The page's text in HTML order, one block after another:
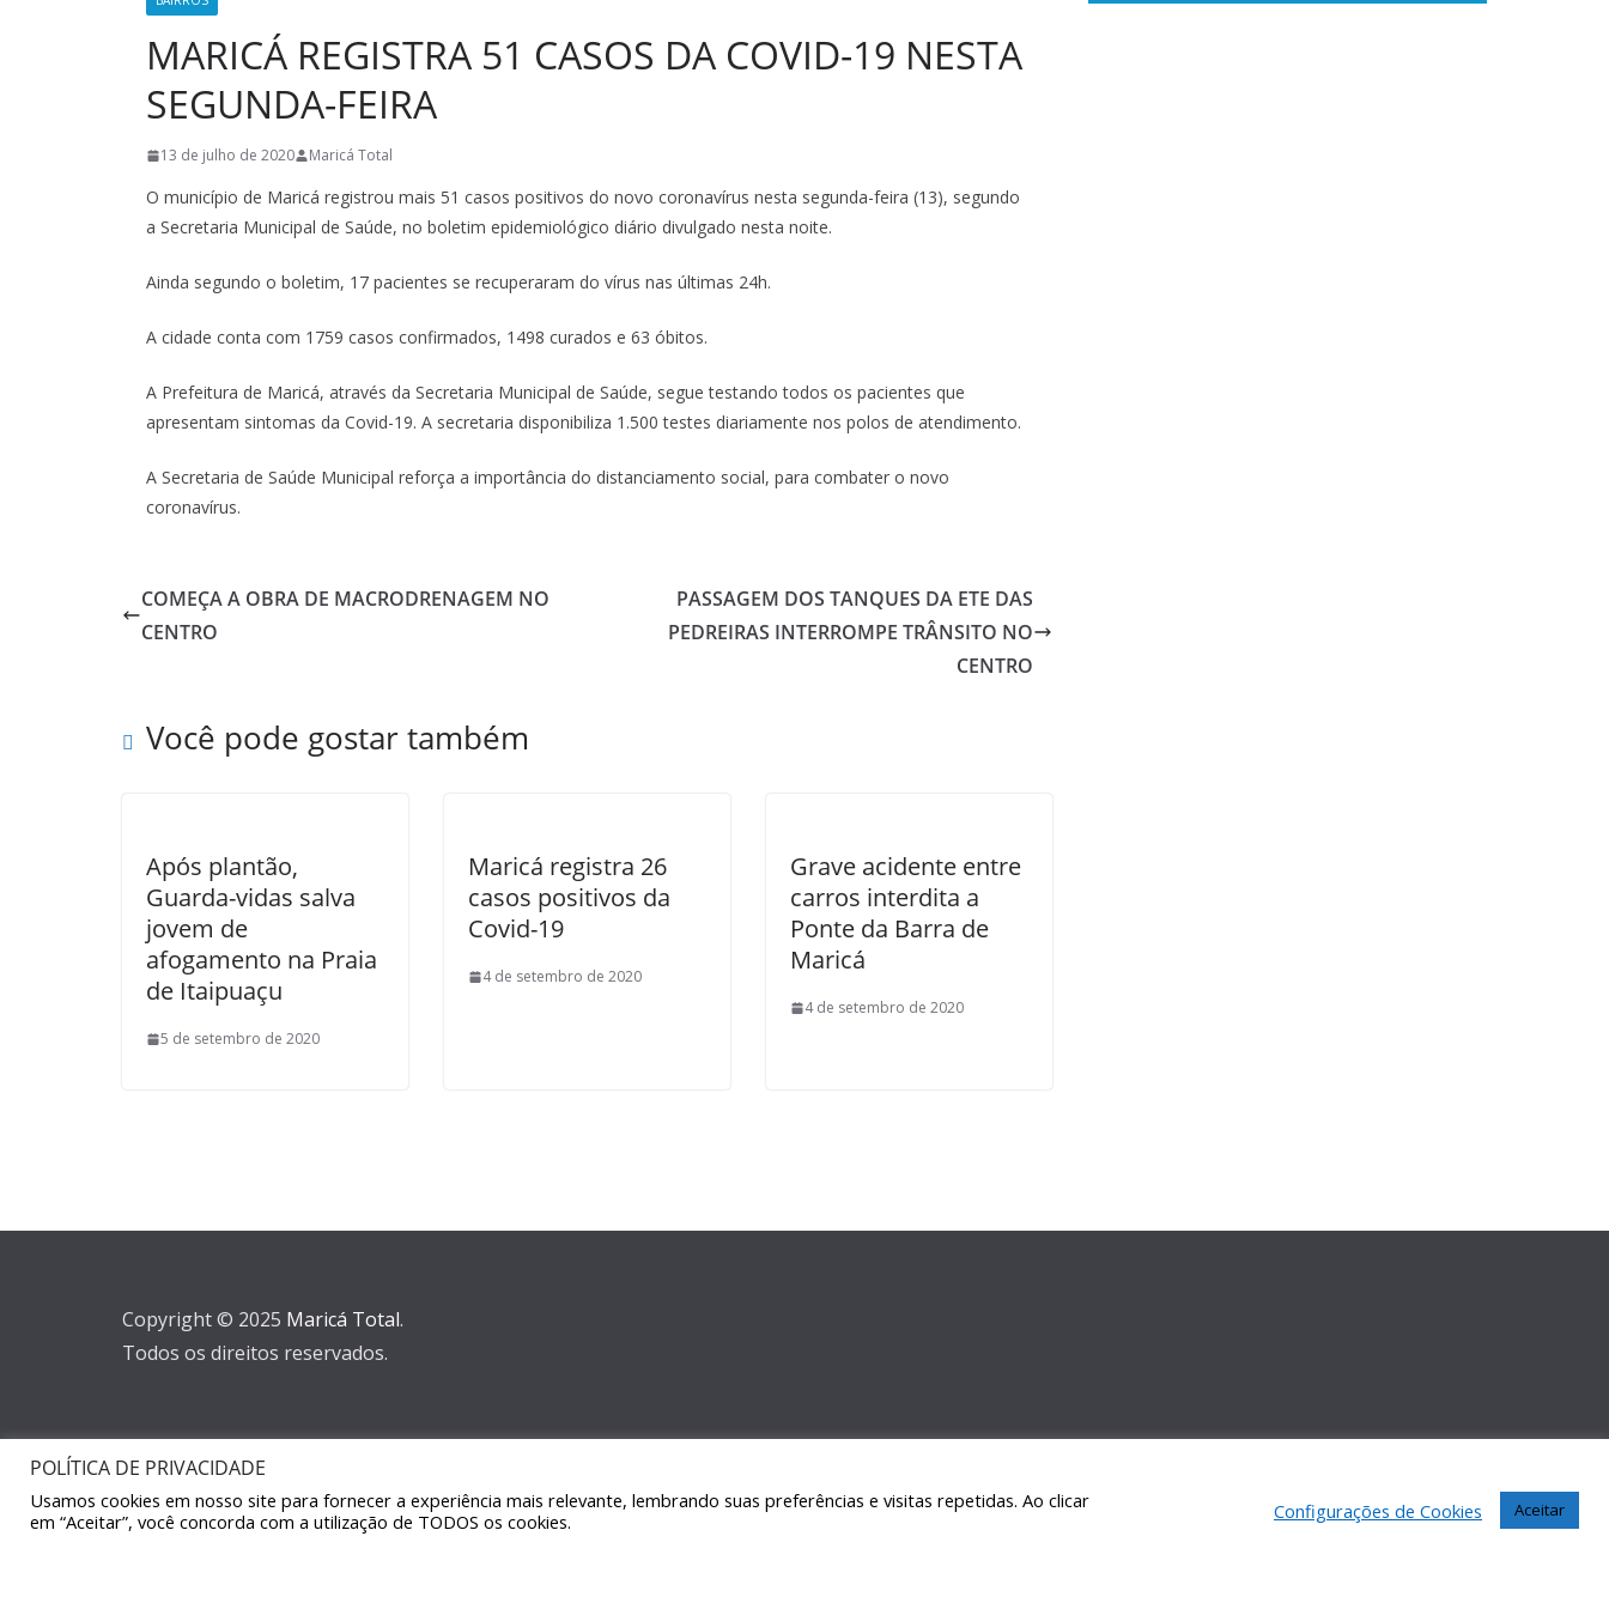
MARICÁ REGISTRA 51 CASOS DA COVID-19 NESTA
SEGUNDA-FEIRA
13 de julho de 2020 Maricá Total
O município de Maricá registrou mais 51 casos positivos do novo coronavírus nesta segunda-feira (13), segundo
a Secretaria Municipal de Saúde, no boletim epidemiológico diário divulgado nesta noite.
Ainda segundo o boletim, 17 pacientes se recuperaram do vírus nas últimas 24h.
A cidade conta com 1759 casos confirmados, 1498 curados e 63 óbitos.
A Prefeitura de Maricá, através da Secretaria Municipal de Saúde, segue testando todos os pacientes que
apresentam sintomas da Covid-19. A secretaria disponibiliza 1.500 testes diariamente nos polos de atendimento.
A Secretaria de Saúde Municipal reforça a importância do distanciamento social, para combater o novo
coronavírus.
COMEÇA A OBRA DE MACRODRENAGEM NO
CENTRO
PASSAGEM DOS TANQUES DA ETE DAS
PEDREIRAS INTERROMPE TRÂNSITO NO
CENTRO
Você pode gostar também
Após plantão,
Guarda-vidas salva
jovem de
afogamento na Praia
de Itaipuaçu
5 de setembro de 2020
Maricá registra 26
casos positivos da
Covid-19
4 de setembro de 2020
Grave acidente entre
carros interdita a
Ponte da Barra de
Maricá
4 de setembro de 2020
Copyright © 2025 Maricá Total.
Todos os direitos reservados.
POLÍTICA DE PRIVACIDADE
Usamos cookies em nosso site para fornecer a experiência mais relevante, lembrando suas preferências e visitas repetidas. Ao clicar
em “Aceitar”, você concorda com a utilização de TODOS os cookies.
Configurações de Cookies Aceitar